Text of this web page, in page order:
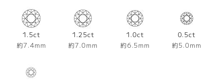
1.5ct
約7.4mm
1.25ct
約7.0mm
1.0ct
約6.5mm
0.5ct
約5.0mm